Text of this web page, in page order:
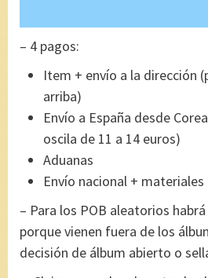
– 4 pagos:
Item + envío a la dirección
arriba)
Envío a España desde
oscila de 11 a 14 euros)
Aduanas
Envío nacional + materiales
– Para los POB aleatorios
porque vienen fuera de los
decisión de álbum abierto o